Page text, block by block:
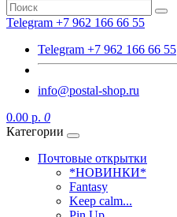
Telegram +7 962 166 66 55
Telegram +7 962 166 66 55
info@postal-shop.ru
0.00 р. 0
Категории
Почтовые открытки
*НОВИНКИ*
Fantasy
Keep calm...